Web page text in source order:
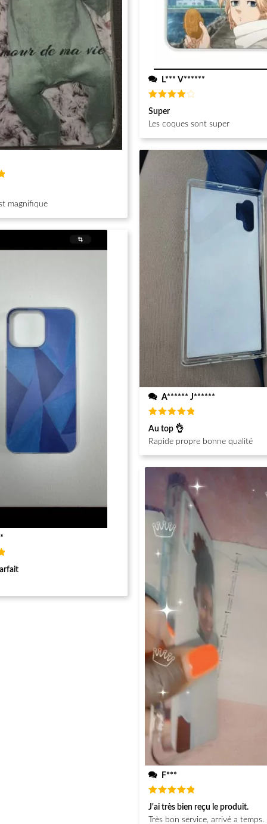
magnifique
L*** V******
Note
sur 5
Super
Les coques sont super
A****** J******
Note
sur 5
Au top 👌
Rapide propre bonne qualité
F***
Note5
sur 5
J'ai très bien reçu le produit.
Très bon service, arrivé a